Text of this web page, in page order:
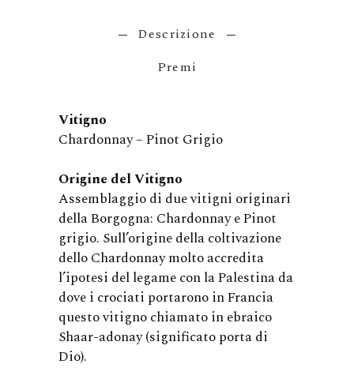
Descrizione
Premi
Vitigno
Chardonnay – Pinot Grigio
Origine del Vitigno
Assemblaggio di due vitigni originari
della Borgogna: Chardonnay e Pinot
grigio. Sull’origine della coltivazione
dello Chardonnay molto accredita
l’ipotesi del legame con la Palestina da
dove i crociati portarono in Francia
questo vitigno chiamato in ebraico
Shaar-adonay (significato porta di
Dio).